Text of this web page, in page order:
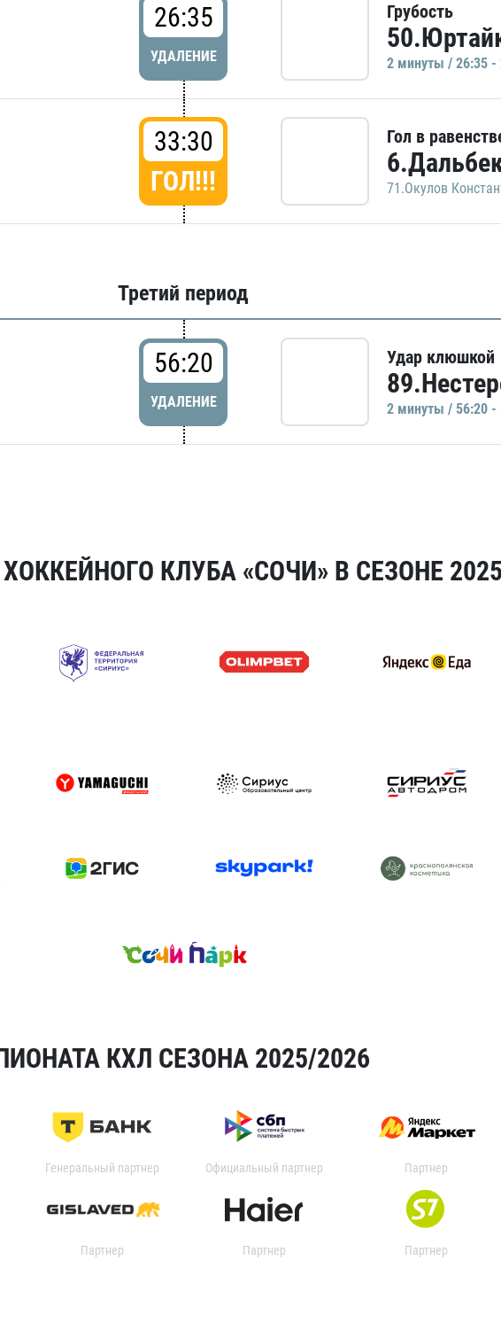
26:35
УДАЛЕНИЕ
Грубость
2 минуты / 26:35 -
33:30
ГОЛ!!!
Гол в
71.Окулов
Третий период
56:20
УДАЛЕНИЕ
Удар клюшкой
2 минуты / 56:20 -
КЛУБА «СОЧИ» В СЕЗОНЕ
КХЛ СЕЗОНА 2025/2026
Генеральный партнер Официальный партнер Партнер
Партнер Партнер Партнер